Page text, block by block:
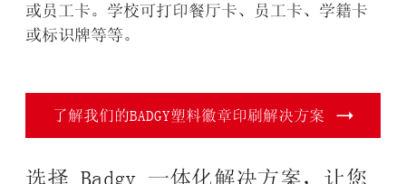
或员工卡。学校可打印餐厅卡、员工卡、学籍卡
或标识牌等等。
了解我们的BADGY塑料徽章印刷解决方案
选择 Badgy 一体化解决方案，让您